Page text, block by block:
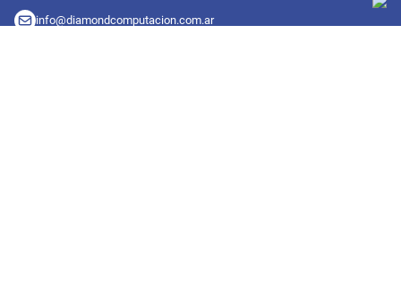
info@diamondcomputacion.com.ar